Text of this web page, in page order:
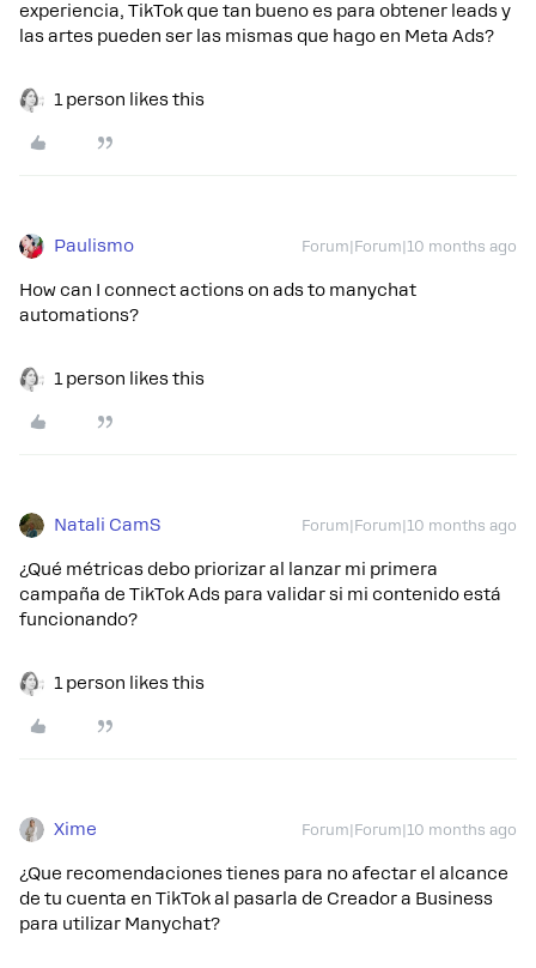
experiencia, TikTok que tan bueno es para obtener leads y
las artes pueden ser las mismas que hago en Meta Ads?
1 person likes this
Paulismo Forum|Forum|10 months ago
How can I connect actions on ads to manychat
automations?
1 person likes this
Natali CamS Forum|Forum|10 months ago
¿Qué métricas debo priorizar al lanzar mi primera
campaña de TikTok Ads para validar si mi contenido está
funcionando?
1 person likes this
Xime Forum|Forum|10 months ago
¿Que recomendaciones tienes para no afectar el alcance
de tu cuenta en TikTok al pasarla de Creador a Business
para utilizar Manychat?